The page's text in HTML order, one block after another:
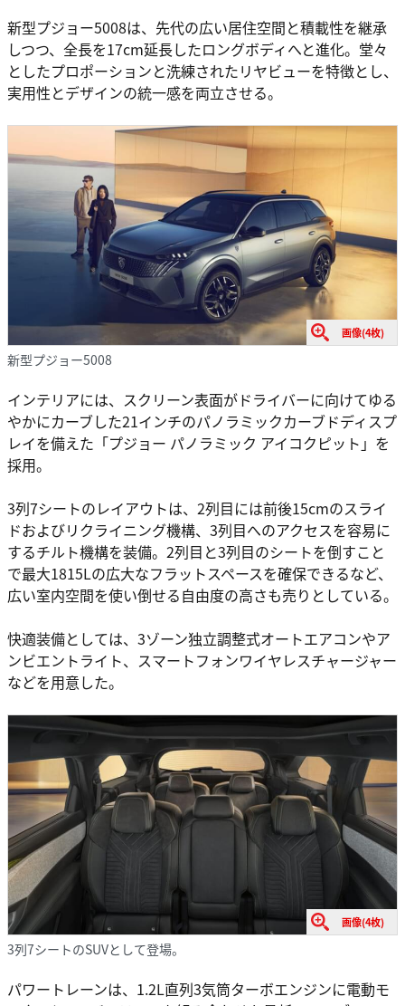
新型プジョー5008は、先代の広い居住空間と積載性を継承
しつつ、全長を17cm延長したロングボディへと進化。堂々
としたプロポーションと洗練されたリヤビューを特徴とし、
実用性とデザインの統一感を両立させる。
画像(4枚)
新型プジョー5008
インテリアには、スクリーン表面がドライバーに向けてゆる
やかにカーブした21インチのパノラミックカーブドディスプ
レイを備えた「プジョー パノラミック アイコクピット」を
採用。
3列7シートのレイアウトは、2列目には前後15cmのスライ
ドおよびリクライニング機構、3列目へのアクセスを容易に
するチルト機構を装備。2列目と3列目のシートを倒すこと
で最大1815Lの広大なフラットスペースを確保できるなど、
広い室内空間を使い倒せる自由度の高さも売りとしている。
快適装備としては、3ゾーン独立調整式オートエアコンやア
ンビエントライト、スマートフォンワイヤレスチャージャー
などを用意した。
画像(4枚)
3列7シートのSUVとして登場。
パワートレーンは、1.2L直列3気筒ターボエンジンに電動モ